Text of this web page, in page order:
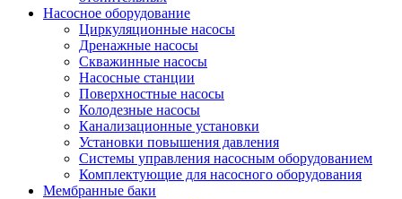
Насосное оборудование
Циркуляционные насосы
Дренажные насосы
Скважинные насосы
Насосные станции
Поверхностные насосы
Колодезные насосы
Канализационные установки
Установки повышения давления
Системы управления насосным оборудованием
Комплектующие для насосного оборудования
Мембранные баки